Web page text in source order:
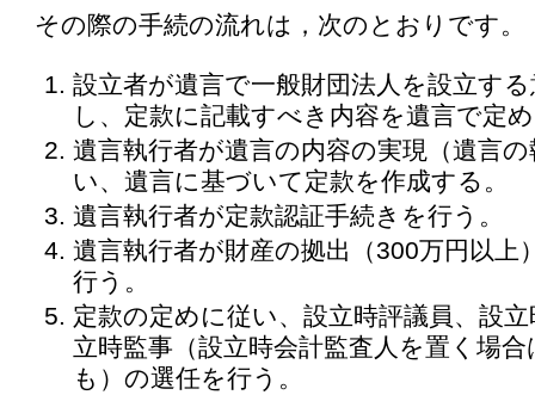
その際の手続の流れは，次のとおりです。
設立者が遺言で一般財団法人を設立す
し、定款に記載すべき内容を遺言で定
遺言執行者が遺言の内容の実現（遺言
い、遺言に基づいて定款を作成する。
遺言執行者が定款認証手続きを行う。
遺言執行者が財産の拠出（300万円以上
行う。
定款の定めに従い、設立時評議員、設
立時監事（設立時会計監査人を置く場
も）の選任を行う。